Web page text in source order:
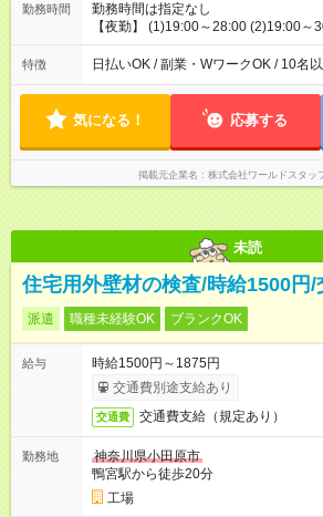
勤務時間
勤務時間は指定なし
【夜勤】 (1)19:00～28:00 (2)19:00
(4)21:00～30:00 ▶時給1638円(深夜帯/22-翌5時)、1310円(深
夜帯以外) ※週3日～OK ※土日休
特徴 日払いOK / 副業・WワークOK / 10名
気になる！ 応募する
掲載元企業名 株式会社ワールドスタッ
未読
住宅用外壁材の検査/時給1500円
派遣 職種未経験OK ブランクOK
給与
時給1500円～1875円
交通費別途支給あり
交通費 交通費支給（規定あり）
勤務地
神奈川県小田原市
鴨宮駅から徒歩20分
工場